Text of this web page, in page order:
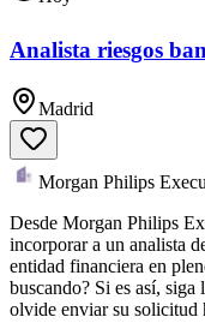
Analista riesgos
Madrid
Morgan Philips
Desde Morgan Philips
incorporar a un analista
entidad financiera en
buscando? Si es así,
olvide enviar su